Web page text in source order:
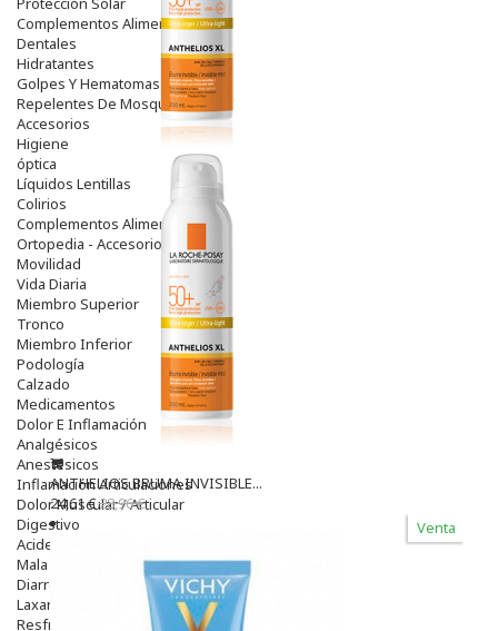
Complementos Alimentarios
Dentales
Hidratantes
Golpes Y Hematomas
Repelentes De Mosquitos
Accesorios
Higiene
óptica
Líquidos Lentillas
Colirios
Complementos Alimentarios.
Ortopedia - Accesorios
Movilidad
Vida Diaria
Miembro Superior
Tronco
Miembro Inferior
Podología
Calzado
Medicamentos
Dolor E Inflamación
Analgésicos
Anestésicos
Inflamación Articulaciones
Dolor Muscular / Articular
Digestivo
Acidez, Gases Y Ardores
Mala Digestion
Diarrea / Estreñimiento / Vómitos
Laxantes
Resfriados
ANTHELIOS BRUMA INVISIBLE...
24,61 €28,96 €
Venta